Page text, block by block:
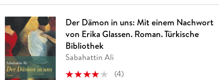
Der Dämon in uns: Mit einem Nachwort
von Erika Glassen. Roman. Türkische
Bibliothek
Sabahattin Ali
(4)